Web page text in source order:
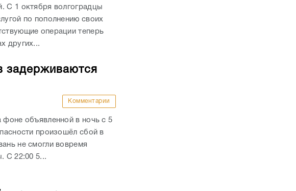
С 1 октября волгоградцы
по пополнению своих
операции теперь
других...
задерживаются
Комментарии
фоне объявленной в ночь с 5
произошёл сбой в
не смогли вовремя
С 22:00 5...